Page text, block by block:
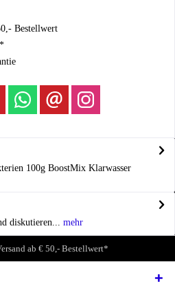
Bestellwert
100g BoostMix Klarwasser
diskutieren...
mehr
ab € 50,- Bestellwert*